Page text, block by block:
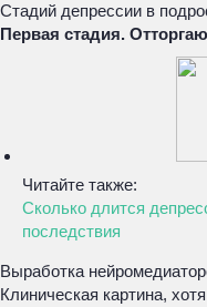
Стадий депрессии в
Первая стадия.
Читайте также:
Сколько длится
последствия
Выработка
Клиническая картина,